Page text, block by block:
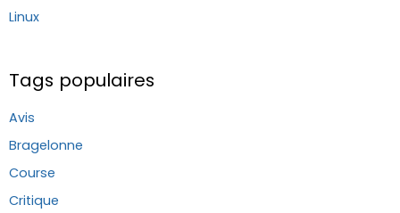
Linux
Tags populaires
Avis
Bragelonne
Course
Critique